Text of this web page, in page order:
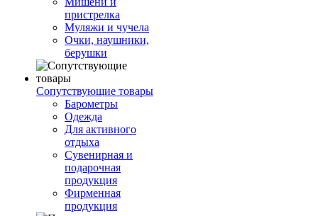
пристрелка
Муляжи и чучела
Очки, наушники,
берушки
Сопутствующие товары
Барометры
Одежда
Для активного
отдыха
Сувенирная и
подарочная
продукция
Фирменная
продукция